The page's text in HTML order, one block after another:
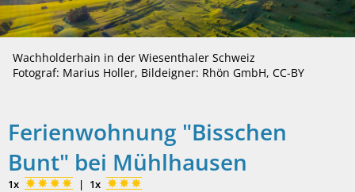
Wachholderhain in der Wiesenthaler Schweiz
Fotograf: Marius Holler, Bildeigner: Rhön GmbH, CC-BY
Ferienwohnung "Bisschen
Bunt" bei Mühlhausen
1x | 1x